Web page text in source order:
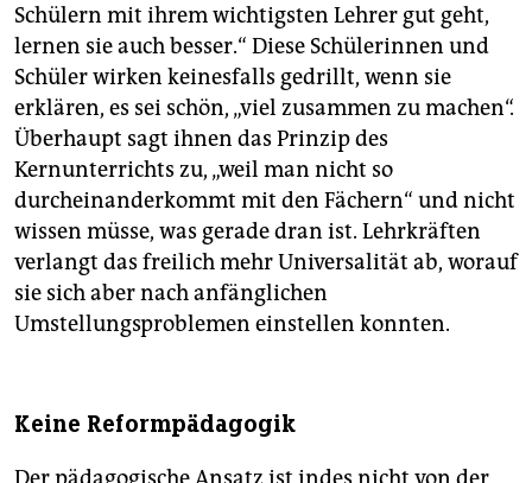
Schülern mit ihrem wichtigsten Lehrer gut geht,
lernen sie auch besser.“ Diese Schülerinnen und
Schüler wirken keinesfalls gedrillt, wenn sie
erklären, es sei schön, „viel zusammen zu machen“.
Überhaupt sagt ihnen das Prinzip des
Kernunterrichts zu, „weil man nicht so
durcheinanderkommt mit den Fächern“ und nicht
wissen müsse, was gerade dran ist. Lehrkräften
verlangt das freilich mehr Universalität ab, worauf
sie sich aber nach anfänglichen
Umstellungsproblemen einstellen konnten.
Keine Reformpädagogik